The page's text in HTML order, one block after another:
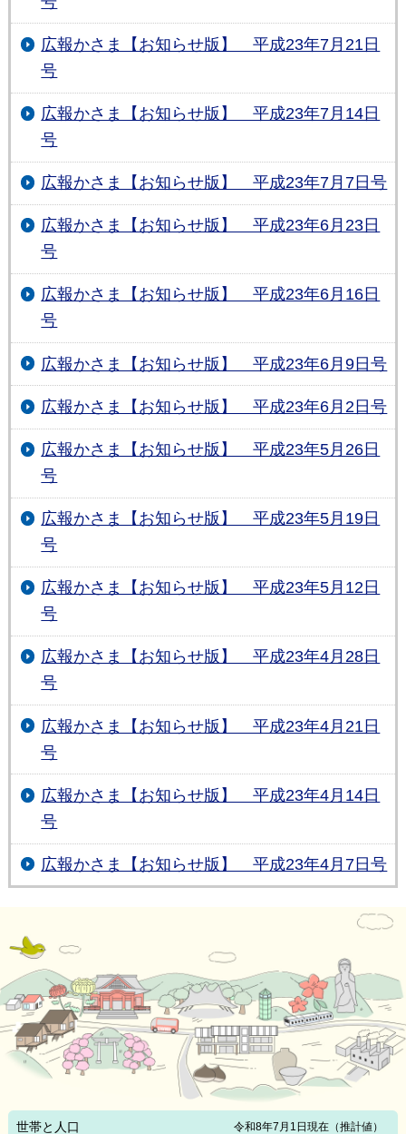
広報かさま【お知らせ版】 平成23年7月21日
号
広報かさま【お知らせ版】 平成23年7月14日
号
広報かさま【お知らせ版】 平成23年7月7日号
広報かさま【お知らせ版】 平成23年6月23日
号
広報かさま【お知らせ版】 平成23年6月16日
号
広報かさま【お知らせ版】 平成23年6月9日号
広報かさま【お知らせ版】 平成23年6月2日号
広報かさま【お知らせ版】 平成23年5月26日
号
広報かさま【お知らせ版】 平成23年5月19日
号
広報かさま【お知らせ版】 平成23年5月12日
号
広報かさま【お知らせ版】 平成23年4月28日
号
広報かさま【お知らせ版】 平成23年4月21日
号
広報かさま【お知らせ版】 平成23年4月14日
号
広報かさま【お知らせ版】 平成23年4月7日号